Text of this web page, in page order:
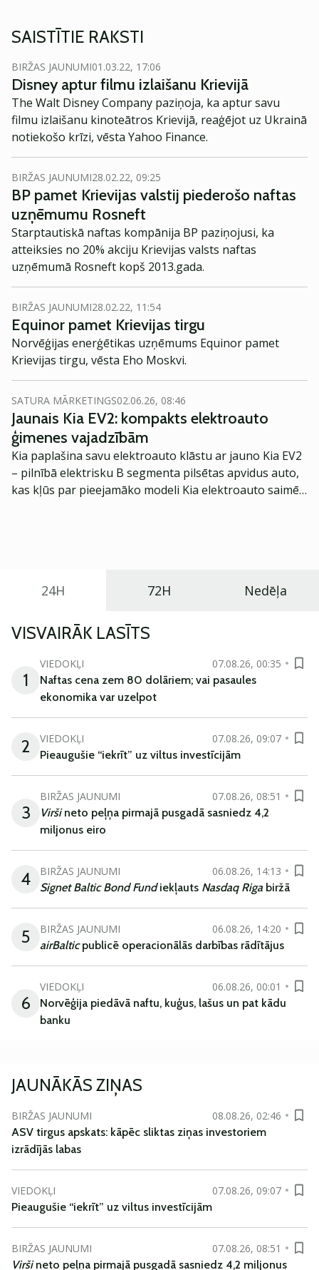
SAISTĪTIE RAKSTI
BIRŽAS JAUNUMI01.03.22, 17:06
Disney aptur filmu izlaišanu Krievijā
The Walt Disney Company paziņoja, ka aptur savu
filmu izlaišanu kinoteātros Krievijā, reaģējot uz Ukrainā
notiekošo krīzi, vēsta Yahoo Finance.
BIRŽAS JAUNUMI28.02.22, 09:25
BP pamet Krievijas valstij piederošo naftas
uzņēmumu Rosneft
Starptautiskā naftas kompānija BP paziņojusi, ka
atteiksies no 20% akciju Krievijas valsts naftas
uzņēmumā Rosneft kopš 2013.gada.
BIRŽAS JAUNUMI28.02.22, 11:54
Equinor pamet Krievijas tirgu
Norvēģijas enerģētikas uzņēmums Equinor pamet
Krievijas tirgu, vēsta Eho Moskvi.
SATURA MĀRKETINGS02.06.26, 08:46
Jaunais Kia EV2: kompakts elektroauto
ģimenes vajadzībām
Kia paplašina savu elektroauto klāstu ar jauno Kia EV2
– pilnībā elektrisku B segmenta pilsētas apvidus auto,
kas kļūs par pieejamāko modeli Kia elektroauto saimē
24H 72H Nedēļa
VISVAIRĀK LASĪTS
1
VIEDOKĻI
07.08.26, 00:35
Naftas cena zem 80 dolāriem; vai pasaules
ekonomika var uzelpot
2 VIEDOKĻI
07.08.26, 09:07
Pieaugušie “iekrīt” uz viltus investīcijām
3
BIRŽAS JAUNUMI
07.08.26, 08:51
Viršineto peļņa pirmajā pusgadā sasniedz 4,2
miljonus eiro
4 BIRŽAS JAUNUMI
06.08.26, 14:13
Signet Baltic Bond Fundiekļauts Nasdaq Riga biržā
5 BIRŽAS JAUNUMI
06.08.26, 14:20
airBalticpublicē operacionālās darbības rādītājus
6
VIEDOKĻI
06.08.26, 00:01
Norvēģija piedāvā naftu, kuģus, lašus un pat kādu
banku
JAUNĀKĀS ZIŅAS
BIRŽAS JAUNUMI
08.08.26, 02:46
ASV tirgus apskats: kāpēc sliktas ziņas investoriem
izrādījās labas
VIEDOKĻI
07.08.26, 09:07
Pieaugušie “iekrīt” uz viltus investīcijām
BIRŽAS JAUNUMI
07.08.26, 08:51
Viršineto peļņa pirmajā pusgadā sasniedz 4,2 miljonus